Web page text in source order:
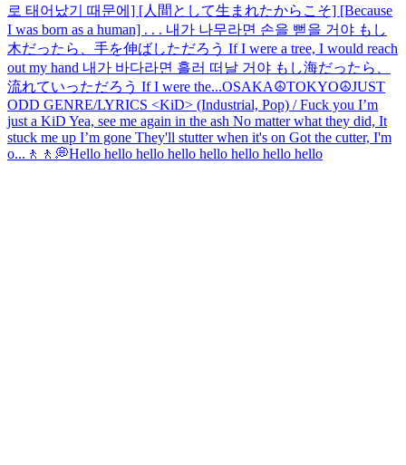
로 태어났기 때문에] [人間として生まれたからこそ] [Because
I was born as a human] . . . 내가 나무라면 손을 뻗을 거야 もし
木だったら、手を伸ばしただろう If I were a tree, I would reach
out my hand 내가 바다라면 흘러 떠날 거야 もし海だったら、
流れていっただろう If I were the...OSAKA☮️TOKYO☮️JUST
ODD GENRE/LYRICS <KiD> (Industrial, Pop) / Fuck you I’m
just a KiD Yea, see me again in the ash No matter what they did, It
stuck me up I’m gone They'll stutter when it's on Got the cutter, I'm
o... 🚶🚶💭Hello hello hello hello hello hello hello hello